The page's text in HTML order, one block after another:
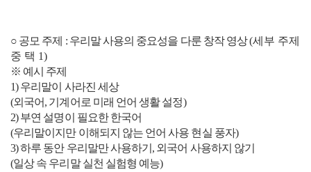
○ 공모 주제 : 우리말 사용의 중요성을 다룬 창작 영상(세부 주제
중 택 1)
※ 예시 주제
1)우리말이 사라진 세상
(외국어, 기계어로 미래 언어 생활 설정)
2)부연 설명이 필요한 한국어
(우리말이지만 이해되지 않는 언어 사용 현실 풍자)
3)하루 동안 우리말만 사용하기 , 외국어 사용하지 않기
(일상 속 우리말 실천 실험형 예능)